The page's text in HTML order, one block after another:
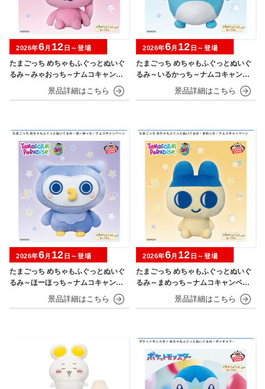
たまごっち めちゃもふぐっとぬいぐ
るみ～みゃおっち～ナムコキャンペ
2026年6月 12 日～登場
たまごっち めちゃもふぐっとぬいぐ
るみ～いるかっち～ナムコキャンペ
2026年6月 12 日～登場
たまごっち めちゃもふぐっとぬいぐ
るみ～ほーほっち～ナムコキャンペ
2026年6月 12 日～登場
たまごっち めちゃもふぐっとぬいぐ
るみ～まめっち～ナムコキャンペー
2026年6月 12 日～登場